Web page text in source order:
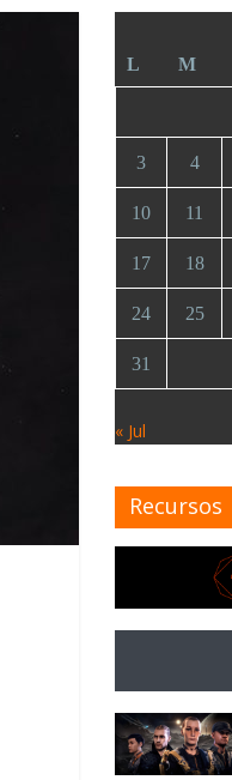
L
M
3 4
10 11
17 18
24 25
31
« Jul
Recursos